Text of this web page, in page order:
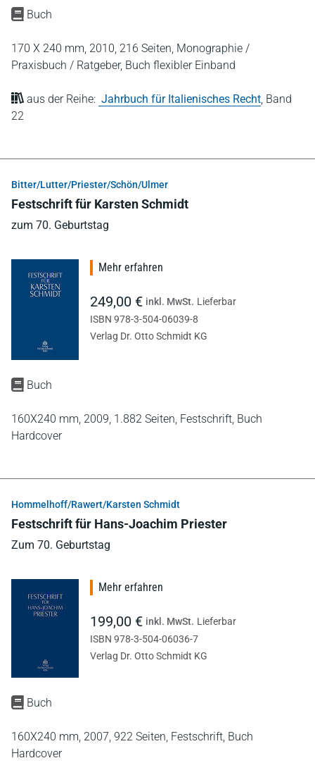
Buch
170 X 240 mm, 2010, 216 Seiten, Monographie /
Praxisbuch / Ratgeber, Buch flexibler Einband
aus der Reihe: Jahrbuch für Italienisches Recht Band
22
Bitter/Lutter/Priester/Schön/Ulmer
Festschrift für Karsten Schmidt
zum 70. Geburtstag
Buch
160X240 mm, 2009, 1.882 Seiten, Festschrift, Buch
Hardcover
Mehr erfahren
249,00 € inkl. MwSt. Lieferbar
ISBN 978-3-504-06039-8
Verlag Dr. Otto Schmidt KG
Hommelhoff/Rawert/Karsten Schmidt
Festschrift für Hans-Joachim Priester
Zum 70. Geburtstag
Buch
160X240 mm, 2007, 922 Seiten, Festschrift, Buch
Hardcover
Mehr erfahren
199,00 € inkl. MwSt. Lieferbar
ISBN 978-3-504-06036-7
Verlag Dr. Otto Schmidt KG